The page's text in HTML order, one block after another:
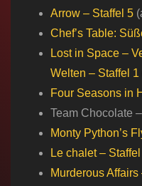
Arrow​​ – Staffel 5
Chef’s Table:
Lost in Space –
Welten – Staffel 1
Four Seasons in
Team Chocolate​
Monty Python’s
Le chalet – Staffel
Murderous Affairs​